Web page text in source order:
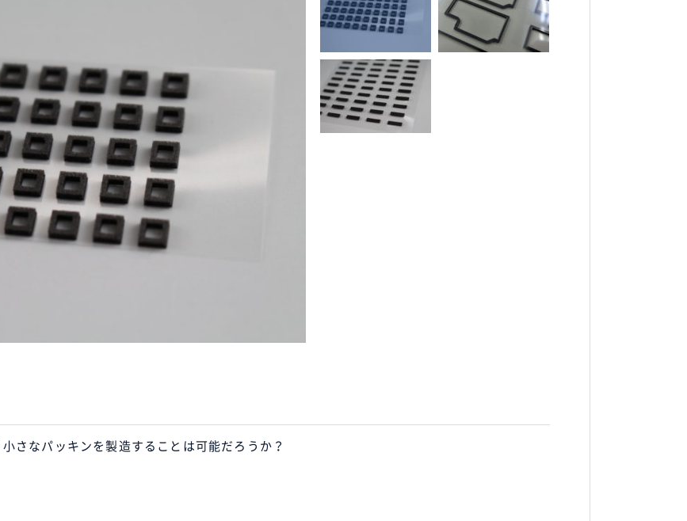
さなパッキンを製造することは可能だろうか？